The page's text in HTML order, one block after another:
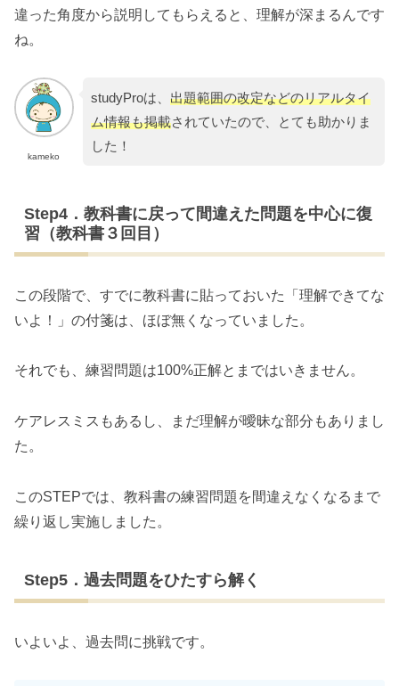
違った角度から説明してもらえると、理解が深まるんです
ね。
kameko
studyProは、 出題範囲の改定などのリアルタイ
ム情報も掲載されていたので、とても助かりま
した！
Step4．教科書に戻って間違えた問題を中心に復
習（教科書３回目）
この段階で、すでに教科書に貼っておいた「理解できてな
いよ！」の付箋は、ほぼ無くなっていました。
それでも、練習問題は100%正解とまではいきません。
ケアレスミスもあるし、まだ理解が曖昧な部分もありまし
た。
このSTEPでは、教科書の練習問題を間違えなくなるまで
繰り返し実施しました。
Step5．過去問題をひたすら解く
いよいよ、過去問に挑戦です。